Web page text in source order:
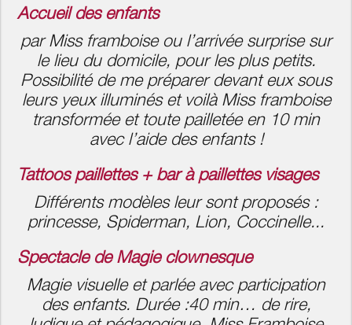
Accueil des enfants
par Miss framboise ou l’arrivée surprise sur
le lieu du domicile, pour les plus petits.
Possibilité de me préparer devant eux sous
leurs yeux illuminés et voilà Miss framboise
transformée et toute pailletée en 10 min
avec l’aide des enfants !
Tattoos paillettes + bar à paillettes visages
Différents modèles leur sont proposés :
princesse, Spiderman, Lion, Coccinelle...
Spectacle de Magie clownesque
Magie visuelle et parlée avec participation
des enfants. Durée :40 min… de rire,